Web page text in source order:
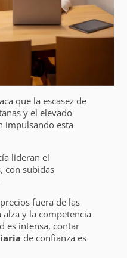
que la escasez de
y el elevado
impulsando esta
lideran el
con subidas
fuera de las
alza y la competencia
es intensa, contar
de confianza es